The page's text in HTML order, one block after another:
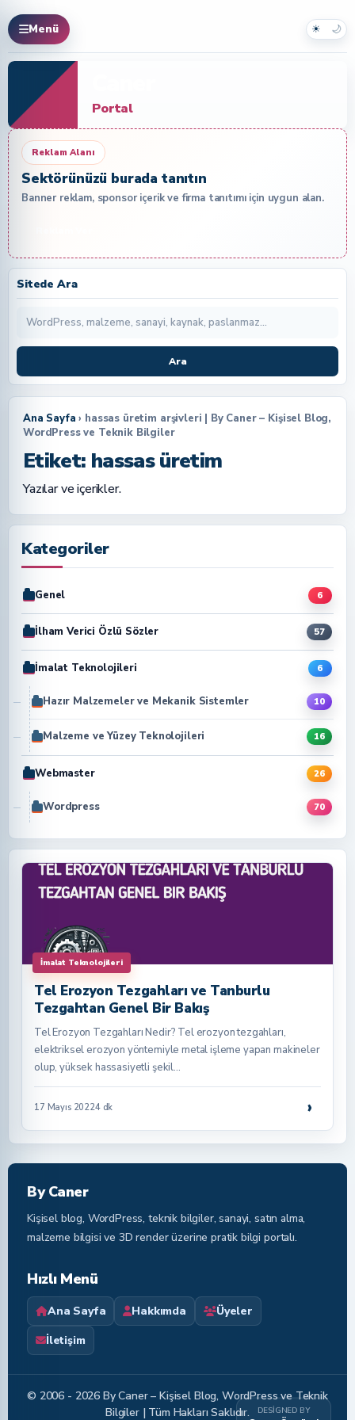
Menü ☀ 🌙
Portal
Reklam Alanı
Sektörünüzü burada tanıtın
Banner reklam, sponsor içerik ve firma tanıtımı için uygun alan.
Sitede Ara
Ara
Ana Sayfa › hassas üretim arşivleri | By Caner – Kişisel Blog,
WordPress ve Teknik Bilgiler
Etiket: hassas üretim
Yazılar ve içerikler.
Kategoriler
Genel 6
İlham Verici Özlü Sözler 57
İmalat Teknolojileri 6
Hazır Malzemeler ve Mekanik Sistemler 10
Malzeme ve Yüzey Teknolojileri 16
Webmaster 26
Wordpress 70
İmalat Teknolojileri
Tel Erozyon Tezgahları ve Tanburlu
Tezgahtan Genel Bir Bakış
Tel Erozyon Tezgahları Nedir? Tel erozyon tezgahları,
elektriksel erozyon yöntemiyle metal işleme yapan makineler
olup, yüksek hassasiyetli şekil…
17 Mayıs 20224 dk ›
By Caner
Kişisel blog, WordPress, teknik bilgiler, sanayi, satın alma,
malzeme bilgisi ve 3D render üzerine pratik bilgi portalı.
Hızlı Menü
Ana Sayfa Hakkımda
Üyeler
İletişim
© 2006 - 2026 By Caner – Kişisel Blog, WordPress ve Teknik
Bilgiler | Tüm Hakları Saklıdır.
DESIGNED BY